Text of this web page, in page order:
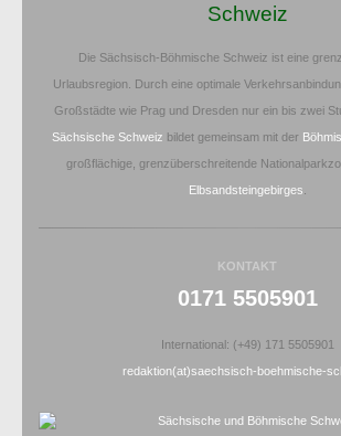
Schweiz
Die Sächsisch-Böhmische Schweiz ist eine
Urlaubsregion. Durch eine optimale
Großstädte wie Prag und Dresden nur ein bis zwei
Sächsische Schweiz bildet gemeinsam mit der
großflächige, grenzüberschreitende
Elbsandsteingebirges
KONTAKT
0171 5505901
International: (+49) 171 5505901
redaktion(at)saechsisch-boehmische-